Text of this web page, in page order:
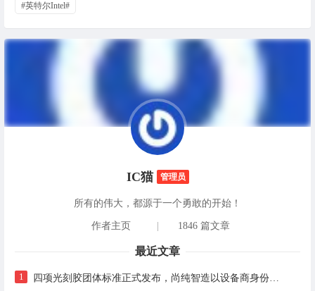
#英特尔Intel#
IC猫 管理员
所有的伟大，都源于一个勇敢的开始！
作者主页 1846 篇文章
最近文章
1 四项光刻胶团体标准正式发布，尚纯智造以设备商身份跻身标准起草席